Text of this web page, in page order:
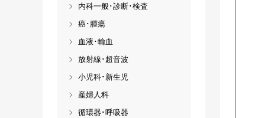
内科一般･診断･検査
癌･腫瘍
血液･輸血
放射線･超音波
小児科･新生児
産婦人科
循環器･呼吸器